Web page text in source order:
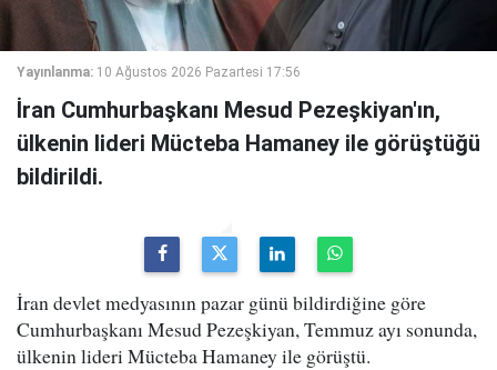
Yayınlanma: 10 Ağustos 2026 Pazartesi 17:56
İran Cumhurbaşkanı Mesud Pezeşkiyan'ın,
ülkenin lideri Mücteba Hamaney ile görüştüğü
bildirildi.
İran devlet medyasının pazar günü bildirdiğine göre
Cumhurbaşkanı Mesud Pezeşkiyan, Temmuz ayı sonunda,
ülkenin lideri Mücteba Hamaney ile görüştü.